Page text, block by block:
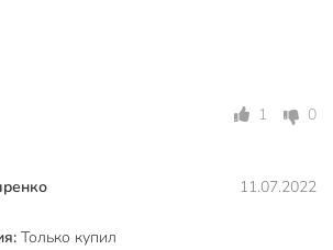
1 0
11.07.2022
Только купил